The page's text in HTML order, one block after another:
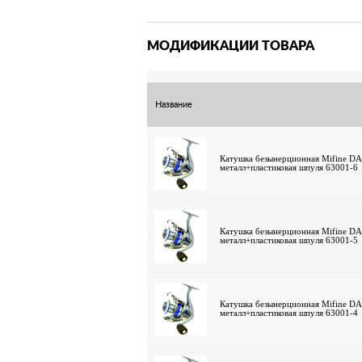
МОДИФИКАЦИИ ТОВАРА
Название
Катушка безынерционная Mifine
металл+пластиковая шпуля 63001-6
Катушка безынерционная Mifine
металл+пластиковая шпуля 63001-5
Катушка безынерционная Mifine
металл+пластиковая шпуля 63001-4